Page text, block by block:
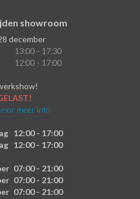
showroom
december
13:00 - 17:30
12:00 - 17:00
meer info
12:00 - 17:00
12:00 - 17:00
07:00 - 21:00
07:00 - 21:00
07:00 - 21:00